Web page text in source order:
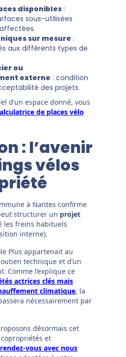
disponibles :
sous-utilisées
sur mesure :
aux différents types de
ou
externe : condition
des projets.
d’un espace donné, vous
de places vélo
: l’avenir
vélos
à Nantes confirme
structurer un projet
les freins habituels
interne).
Plus appartenait au
technique et d’un
Comme l’explique ce
actrices clés mais
climatique, la
nécessairement par
désormais cet
et
vous avec nous